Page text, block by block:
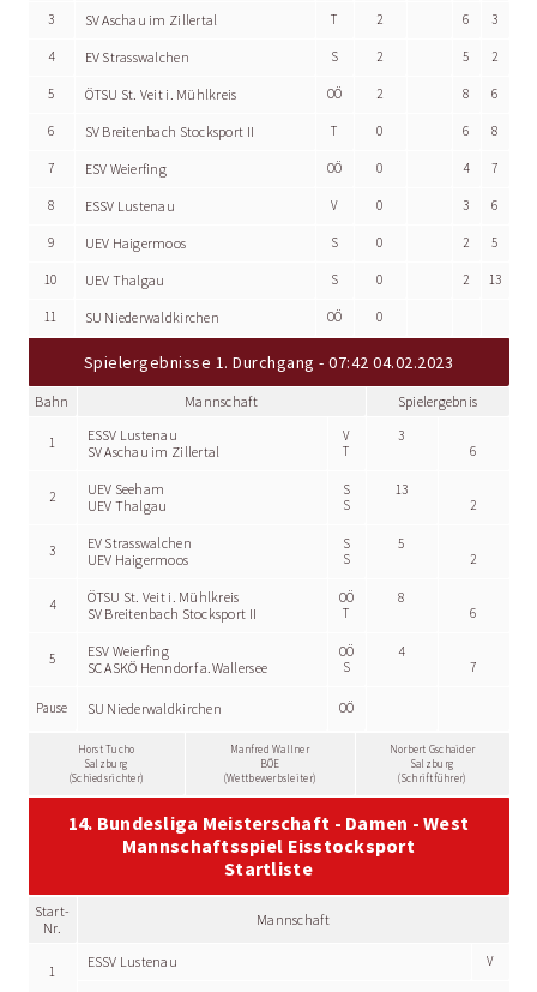
3 SV Aschau im Zillertal T 2 6 3
4 EV Strasswalchen S 2 5 2
5 ÖTSU St. Veit i. Mühlkreis OÖ 2 8 6
6 SV Breitenbach Stocksport II T 0 6 8
7 ESV Weierfing OÖ 0 4 7
8 ESSV Lustenau V 0 3 6
9 UEV Haigermoos S 0 2 5
10 UEV Thalgau S 0 2 13
11 SU Niederwaldkirchen OÖ 0
Spielergebnisse 1. Durchgang - 07:42 04.02.2023
Bahn Mannschaft Spielergebnis
1
ESSV Lustenau
SV Aschau im Zillertal
V
T
3
6
2
UEV Seeham
UEV Thalgau
S
S
13
2
3
EV Strasswalchen
UEV Haigermoos
S
S
5
2
4
ÖTSU St. Veit i. Mühlkreis
SV Breitenbach Stocksport II
OÖ
T
8
6
5
ESV Weierfing
SC ASKÖ Henndorf a.Wallersee
OÖ
S
4
7
Pause SU Niederwaldkirchen OÖ
Horst Tucho
Salzburg
(Schiedsrichter)
Manfred Wallner
BÖE
(Wettbewerbsleiter)
Norbert Gschaider
Salzburg
(Schriftführer)
14. Bundesliga Meisterschaft - Damen - West
Mannschaftsspiel Eisstocksport
Startliste
Start-
Nr.
Mannschaft
1
ESSV Lustenau V